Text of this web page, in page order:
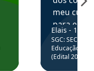
meu
para
colocar
através
de
Elais - 15/
SGC: SEC BA
Educação
(Edital